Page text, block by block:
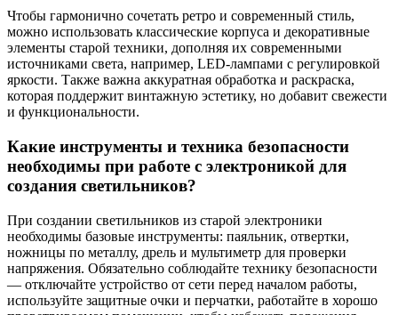
Чтобы гармонично сочетать ретро и современный стиль,
можно использовать классические корпуса и декоративные
элементы старой техники, дополняя их современными
источниками света, например, LED-лампами с регулировкой
яркости. Также важна аккуратная обработка и раскраска,
которая поддержит винтажную эстетику, но добавит свежести
и функциональности.
Какие инструменты и техника безопасности
необходимы при работе с электроникой для
создания светильников?
При создании светильников из старой электроники
необходимы базовые инструменты: паяльник, отвертки,
ножницы по металлу, дрель и мультиметр для проверки
напряжения. Обязательно соблюдайте технику безопасности
— отключайте устройство от сети перед началом работы,
используйте защитные очки и перчатки, работайте в хорошо